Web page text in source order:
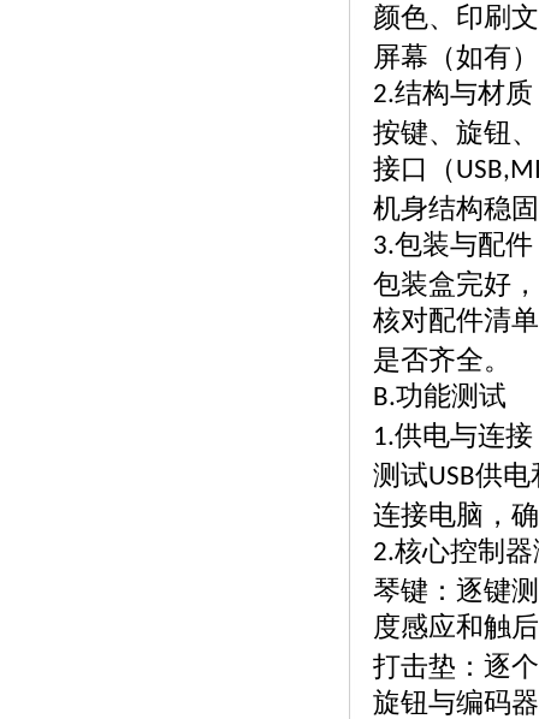
颜色、印刷
屏幕（如有
2.结构与材质
按键、旋钮
接口（
机身结构稳
3.包装与配件
包装盒完好
核对配件清
是否齐全。
B.功能测试
1.供电与连接
测试USB供电
连接电脑，
2.核心控制
琴键：逐键
度感应和触
打击垫：逐
旋钮与编码